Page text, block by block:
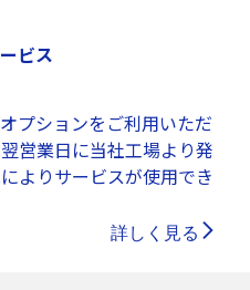
ビス
プションをご利用いただ
営業日に当社工場より発
よりサービスが使用でき
詳しく見る